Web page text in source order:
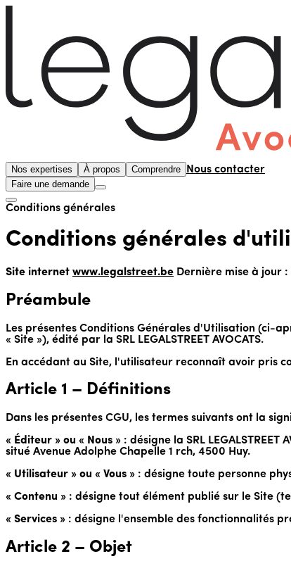
Nos expertises À propos Comprendre Nous contacter
Faire une demande
Conditions générales
Conditions générales
Site internet www.legalstreet.be Dernière mise à jour
Préambule
Les présentes Conditions Générales d'Utilisation (ci-
« Site »), édité par la SRL LEGALSTREET AVOCATS.
En accédant au Site, l'utilisateur reconnaît avoir pris
Article 1 – Définitions
Dans les présentes CGU, les termes suivants ont la
« Éditeur » ou « Nous » : désigne la SRL
situé Avenue Adolphe Chapelle 1 rch, 4500 Huy.
« Utilisateur » ou « Vous » : désigne toute personne
« Contenu » : désigne tout élément publié sur le Site
« Services » : désigne l'ensemble des fonctionnalités
Article 2 – Objet